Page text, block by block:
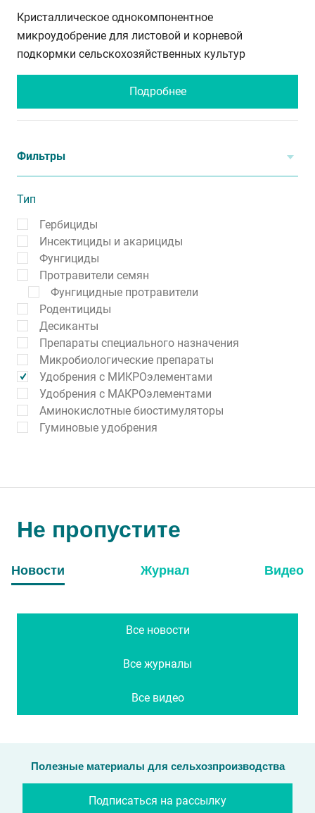
Кристаллическое однокомпонентное
микроудобрение для листовой и корневой
подкормки сельскохозяйственных культур
Подробнее
Фильтры
Тип
Гербициды
Инсектициды и акарициды
Фунгициды
Протравители семян
Фунгицидные протравители
Родентициды
Десиканты
Препараты специального назначения
Микробиологические препараты
Удобрения с МИКРОэлементами
Удобрения с МАКРОэлементами
Аминокислотные биостимуляторы
Гуминовые удобрения
Не пропустите
Новости Журнал Видео
Все новости
Все журналы
Все видео
Полезные материалы для сельхозпроизводства
Подписаться на рассылку